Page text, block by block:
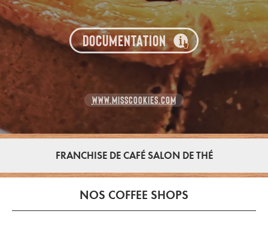
DOCUMENTATION
WWW.MISSCOOKIES.COM
FRANCHISE DE CAFÉ SALON DE THÉ
NOS COFFEE SHOPS